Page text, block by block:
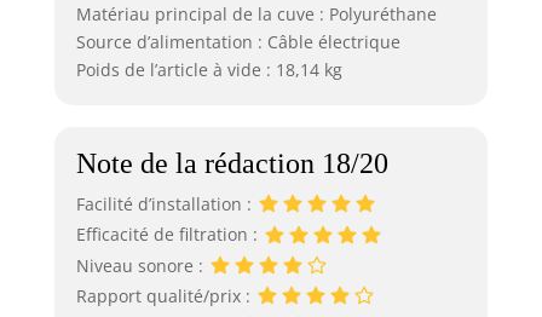
Matériau principal de la cuve : Polyuréthane
Source d’alimentation : Câble électrique
Poids de l’article à vide : 18,14 kg
Note de la rédaction 18/20
Facilité d’installation :
Efficacité de filtration :
Niveau sonore :
Rapport qualité/prix :